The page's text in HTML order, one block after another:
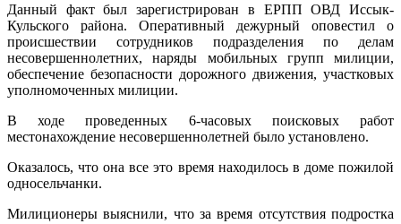
Данный факт был зарегистрирован в ЕРПП ОВД Иссык-
Кульского района. Оперативный дежурный оповестил о
происшествии сотрудников подразделения по делам
несовершеннолетних, наряды мобильных групп милиции,
обеспечение безопасности дорожного движения, участковых
уполномоченных милиции.
В ходе проведенных 6-часовых поисковых работ
местонахождение несовершеннолетней было установлено.
Оказалось, что она все это время находилось в доме пожилой
односельчанки.
Милиционеры выяснили, что за время отсутствия подростка